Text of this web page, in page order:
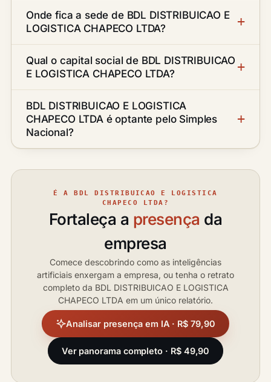
Onde fica a sede de BDL DISTRIBUICAO E
LOGISTICA CHAPECO LTDA?
Qual o capital social de BDL DISTRIBUICAO
E LOGISTICA CHAPECO LTDA?
BDL DISTRIBUICAO E LOGISTICA
CHAPECO LTDA é optante pelo Simples
Nacional?
É A BDL DISTRIBUICAO E LOGISTICA
CHAPECO LTDA?
Fortaleça a presença da
empresa
Comece descobrindo como as inteligências
artificiais enxergam a empresa, ou tenha o retrato
completo da BDL DISTRIBUICAO E LOGISTICA
CHAPECO LTDA em um único relatório.
Analisar presença em IA · R$ 79,90
Ver panorama completo · R$ 49,90